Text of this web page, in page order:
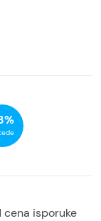
isporuke